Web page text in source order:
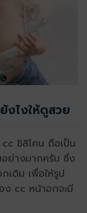
งไงให้ดูสวย
ลิโคน ถือเป็น
ย่างมากครับ ซึ่ง
เดิม เพื่อให้รูป
ง cc หน้าอกจะมี